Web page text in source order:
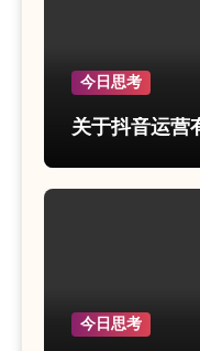
今日思考
关于抖音运营
今日思考